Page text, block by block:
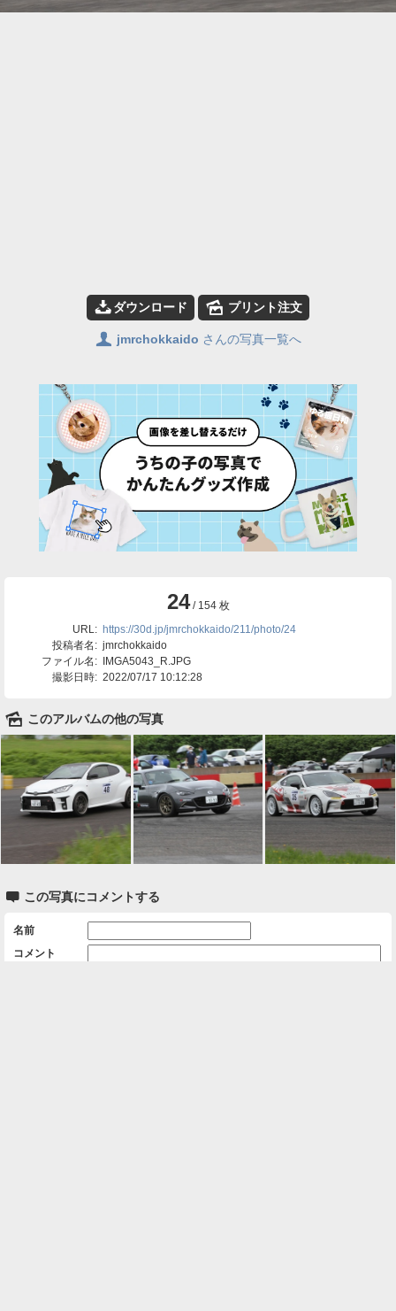
📥ダウンロード 🌄 プリント注文
👤 jmrchokkaido さんの写真一覧へ
24/ 154 枚
URL: https://30d.jp/jmrchokkaido/211/photo/24
投稿者名: jmrchokkaido
ファイル名: IMGA5043_R.JPG
撮影日時: 2022/07/17 10:12:28
🌄 このアルバムの他の写真
 この写真にコメントする
名前
コメント